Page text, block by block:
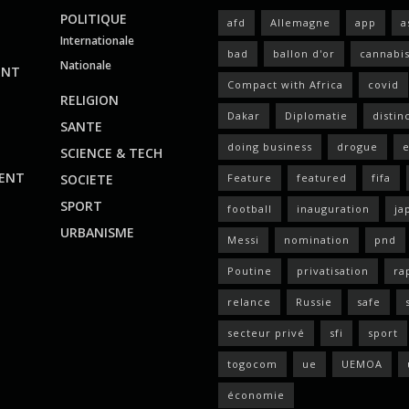
POLITIQUE
Internationale
Nationale
RELIGION
SANTE
SCIENCE & TECH
SOCIETE
SPORT
URBANISME
afd Allemagne app
bad ballon d'or cannabis
Compact with Africa covid
Dakar Diplomatie
doing business drogue
Feature featured fifa
football inauguration
Messi nomination pnd
Poutine privatisation
relance Russie safe
secteur privé sfi sport
togocom ue UEMOA
économie